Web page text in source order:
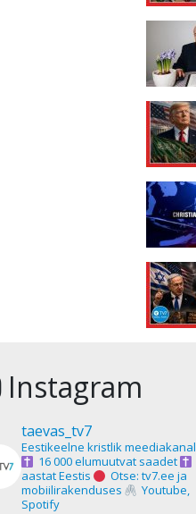
Instagram
taevas_tv7
Eestikeelne kristlik meediakanal
16 000 elumuutvat saadet
aastat Eestis
Otse: tv7.ee ja
mobiilirakenduses
Youtube,
Spotify